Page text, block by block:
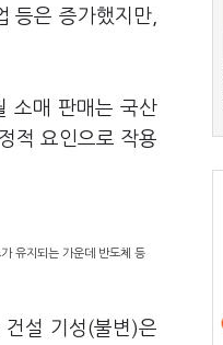
등은 증가했지만,
소매 판매는 국산
적 요인으로 작용
유지되는 가운데 반도체 등
설 기성(불변)은